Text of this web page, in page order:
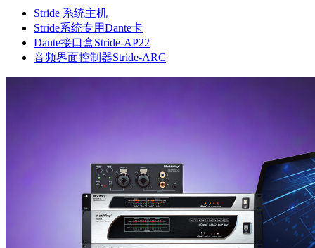
Stride 系统主机
Stride系统专用Dante卡
Dante接口盒Stride-AP22
音频界面控制器Stride-ARC